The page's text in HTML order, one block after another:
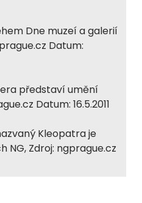
Dne muzeí a galerií
Datum:
představí umění
Datum: 16.5.2011
Kleopatra je
NG, Zdroj: ngprague.cz